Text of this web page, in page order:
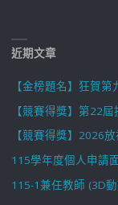
近期文章
【金榜題名】狂賀
【競賽得獎】第22
【競賽得獎】2026
115學年度個人申請
115-1兼任教師 (3D